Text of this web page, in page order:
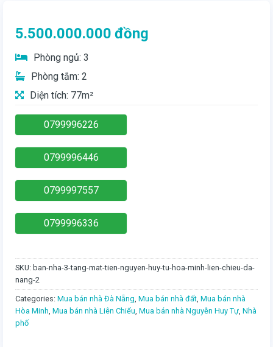
5.500.000.000 đồng
Phòng ngủ: 3
Phòng tắm: 2
Diện tích: 77m²
0799996226
0799996446
0799997557
0799996336
SKU: ban-nha-3-tang-mat-tien-nguyen-huy-tu-hoa-minh-lien-chieu-da-
nang-2
Categories: Mua bán nhà Đà Nẵng, Mua bán nhà đất, Mua bán nhà
Hòa Minh, Mua bán nhà Liên Chiểu, Mua bán nhà Nguyễn Huy Tự, Nhà
phố